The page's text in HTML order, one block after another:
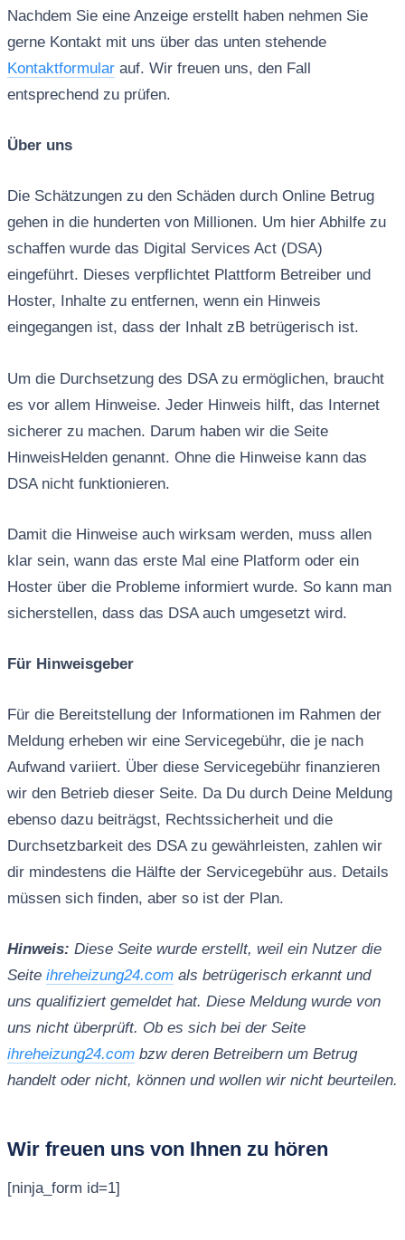
Nachdem Sie eine Anzeige erstellt haben nehmen Sie
gerne Kontakt mit uns über das unten stehende
Kontaktformularauf. Wir freuen uns, den Fall
entsprechend zu prüfen.
Über uns
Die Schätzungen zu den Schäden durch Online Betrug
gehen in die hunderten von Millionen. Um hier Abhilfe zu
schaffen wurde das Digital Services Act (DSA)
eingeführt. Dieses verpflichtet Plattform Betreiber und
Hoster, Inhalte zu entfernen, wenn ein Hinweis
eingegangen ist, dass der Inhalt zB betrügerisch ist.
Um die Durchsetzung des DSA zu ermöglichen, braucht
es vor allem Hinweise. Jeder Hinweis hilft, das Internet
sicherer zu machen. Darum haben wir die Seite
HinweisHelden genannt. Ohne die Hinweise kann das
DSA nicht funktionieren.
Damit die Hinweise auch wirksam werden, muss allen
klar sein, wann das erste Mal eine Platform oder ein
Hoster über die Probleme informiert wurde. So kann man
sicherstellen, dass das DSA auch umgesetzt wird.
Für Hinweisgeber
Für die Bereitstellung der Informationen im Rahmen der
Meldung erheben wir eine Servicegebühr, die je nach
Aufwand variiert. Über diese Servicegebühr finanzieren
wir den Betrieb dieser Seite. Da Du durch Deine Meldung
ebenso dazu beiträgst, Rechtssicherheit und die
Durchsetzbarkeit des DSA zu gewährleisten, zahlen wir
dir mindestens die Hälfte der Servicegebühr aus. Details
müssen sich finden, aber so ist der Plan.
Hinweis: Diese Seite wurde erstellt, weil ein Nutzer die
Seite ihreheizung24.comals betrügerisch erkannt und
uns qualifiziert gemeldet hat. Diese Meldung wurde von
uns nicht überprüft. Ob es sich bei der Seite
ihreheizung24.combzw deren Betreibern um Betrug
handelt oder nicht, können und wollen wir nicht beurteilen.
Wir freuen uns von Ihnen zu hören
[ninja_form id=1]